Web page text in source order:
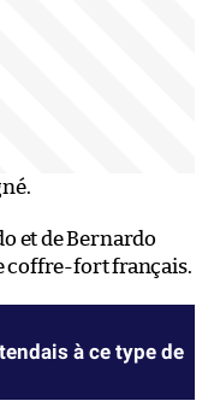
et de Bernardo
coffre-fort français.
à ce type de